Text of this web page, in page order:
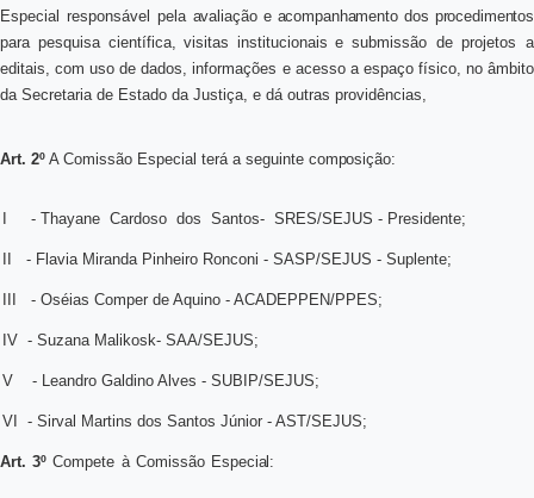
Especial responsável pela avaliação e acompanhamento dos procedimentos
para pesquisa científica, visitas institucionais e submissão de projetos a
editais, com uso de dados, informações e acesso a espaço físico, no âmbito
da Secretaria de Estado da Justiça, e dá outras providências,
Art. 2º A Comissão Especial terá a seguinte composição:
I - Thayane Cardoso dos Santos- SRES/SEJUS - Presidente;
II - Flavia Miranda Pinheiro Ronconi - SASP/SEJUS - Suplente;
III - Oséias Comper de Aquino - ACADEPPEN/PPES;
IV - Suzana Malikosk- SAA/SEJUS;
V - Leandro Galdino Alves - SUBIP/SEJUS;
VI - Sirval Martins dos Santos Júnior - AST/SEJUS;
Art. 3º Compete à Comissão Especial: